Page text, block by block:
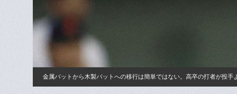
金属バットから木製バットへの移行は簡単ではない。高卒の打者が投手